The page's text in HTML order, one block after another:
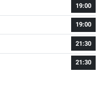
19:00
19:00
21:30
21:30